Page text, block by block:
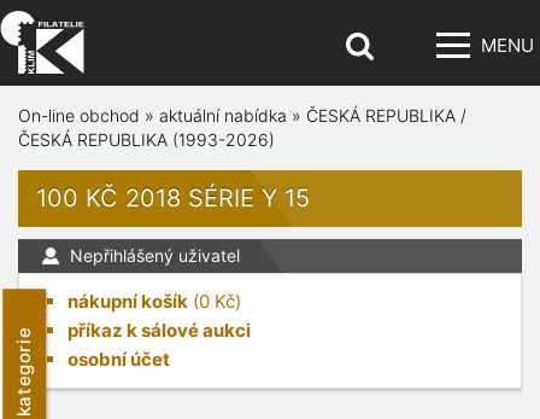
MENU
kategorie
On-line obchod » aktuální nabídka » ČESKÁ REPUBLIKA /
ČESKÁ REPUBLIKA (1993-2026)
100 KČ 2018 SÉRIE Y 15
Nepřihlášený uživatel
nákupní košík (0 Kč)
příkaz k sálové aukci
osobní účet